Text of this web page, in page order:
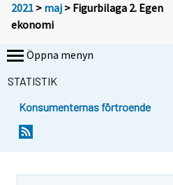
2021 > maj > Figurbilaga 2. Egen
ekonomi
Öppna menyn
STATISTIK
Konsumenternas förtroende